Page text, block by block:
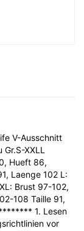
V-Ausschnitt
XXLL
Hueft 86,
Laenge 102 L:
Brust 97-102,
108 Taille 91,
1. Lesen
vor